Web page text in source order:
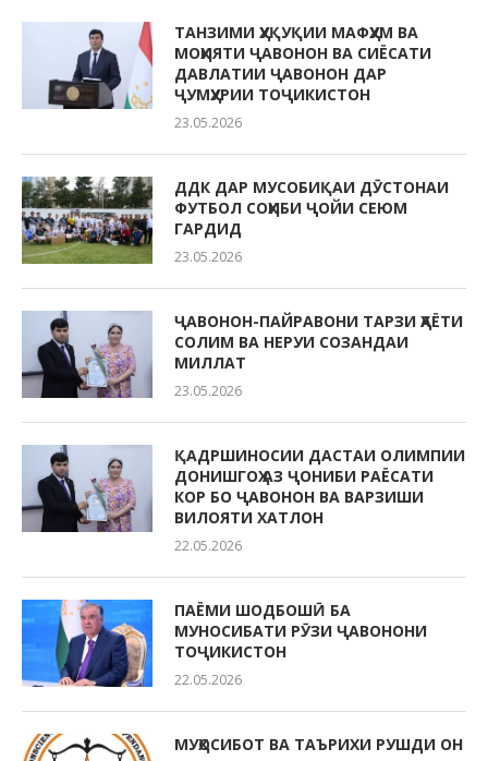
ТАНЗИМИ ҲУҚУҚИИ МАФҲУМ ВА
МОҲИЯТИ ҶАВОНОН ВА СИЁСАТИ
ДАВЛАТИИ ҶАВОНОН ДАР
ҶУМҲУРИИ ТОҶИКИСТОН
23.05.2026
ДДК ДАР МУСОБИҚАИ ДӮСТОНАИ
ФУТБОЛ СОҲИБИ ҶОЙИ СЕЮМ
ГАРДИД
23.05.2026
ҶАВОНОН-ПАЙРАВОНИ ТАРЗИ ҲАЁТИ
СОЛИМ ВА НЕРУИ СОЗАНДАИ
МИЛЛАТ
23.05.2026
ҚАДРШИНОСИИ ДАСТАИ ОЛИМПИИ
ДОНИШГОҲ АЗ ҶОНИБИ РАЁСАТИ
КОР БО ҶАВОНОН ВА ВАРЗИШИ
ВИЛОЯТИ ХАТЛОН
22.05.2026
ПАЁМИ ШОДБОШӢ БА
МУНОСИБАТИ РӮЗИ ҶАВОНОНИ
ТОҶИКИСТОН
22.05.2026
МУҲОСИБОТ ВА ТАЪРИХИ РУШДИ ОН